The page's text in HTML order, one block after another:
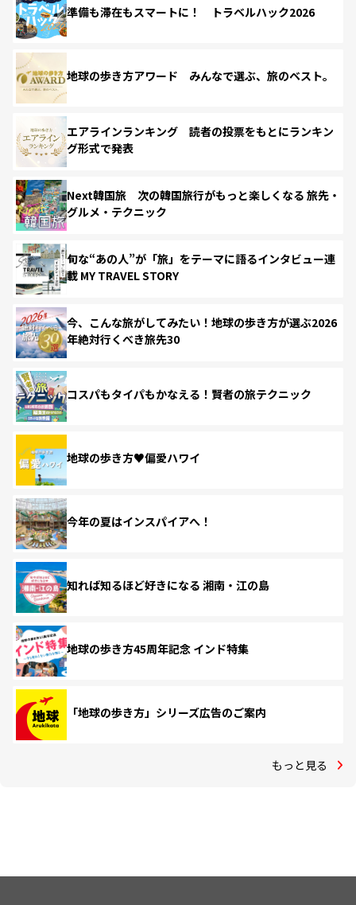
準備も滞在もスマートに！ トラベルハック2026
地球の歩き方アワード みんなで選ぶ、旅のベスト。
エアラインランキング 読者の投票をもとにランキン
グ形式で発表
Next韓国旅 次の韓国旅行がもっと楽しくなる 旅先・
グルメ・テクニック
旬な“あの人”が「旅」をテーマに語るインタビュー連
載 MY TRAVEL STORY
今、こんな旅がしてみたい！地球の歩き方が選ぶ2026
年絶対行くべき旅先30
コスパもタイパもかなえる！賢者の旅テクニック
地球の歩き方♥偏愛ハワイ
今年の夏はインスパイアへ！
知れば知るほど好きになる 湘南・江の島
地球の歩き方45周年記念 インド特集
「地球の歩き方」シリーズ広告のご案内
もっと見る